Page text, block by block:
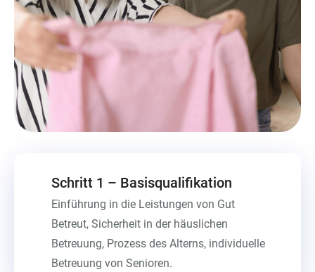
Schritt 1 – Basisqualifikation
Einführung in die Leistungen von Gut
Betreut, Sicherheit in der häuslichen
Betreuung, Prozess des Alterns, individuelle
Betreuung von Senioren.